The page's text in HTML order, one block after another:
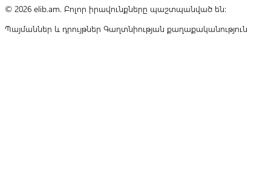
© 2026 elib.am. Բոլոր իրավունքները պաշտպանված են:
Պայմաններ և դրույթներ Գաղտնիության քաղաքականություն